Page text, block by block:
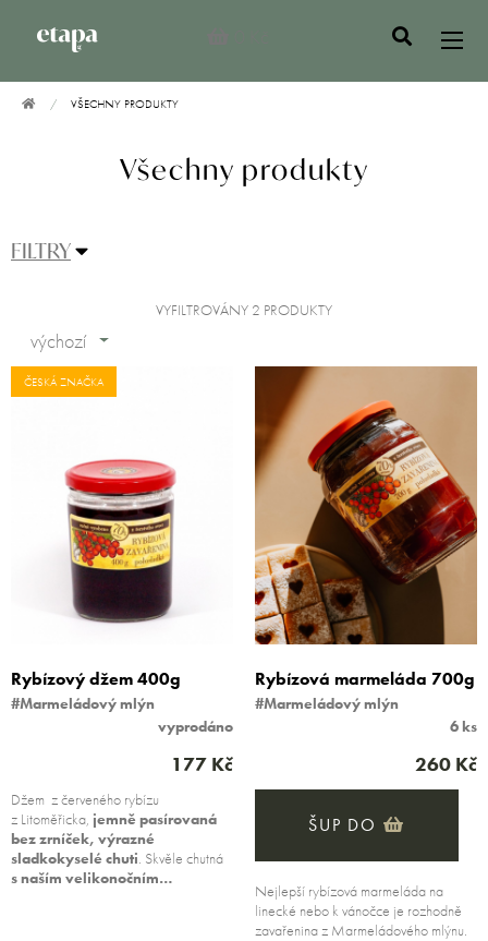
VŠECHNY PRODUKTY
Všechny produkty
FILTRY
VYFILTROVÁNY 2 PRODUKTY
výchozí
ČESKÁ ZNAČKA
Rybízový džem 400g
#Marmeládový mlýn
vyprodáno
177 Kč
Džem z červeného rybízu
z Litoměřicka, jemně pasírovaná
bez zrníček, výrazné
sladkokyselé chuti. Skvěle chutná
s naším velikonočním…
Rybízová marmeláda 700g
#Marmeládový mlýn
6 ks
260 Kč
ŠUP DO
Nejlepší rybízová marmeláda na
linecké nebo k vánočce je rozhodně
zavařenina z Marmeládového mlýnu.